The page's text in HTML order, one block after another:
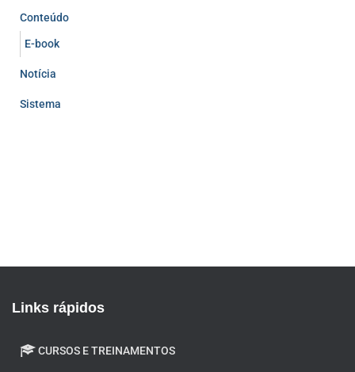
Conteúdo
E-book
Notícia
Sistema
Links rápidos
CURSOS E TREINAMENTOS